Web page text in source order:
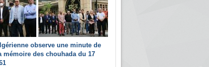
observe une minute de
mémoire des chouhada du 17